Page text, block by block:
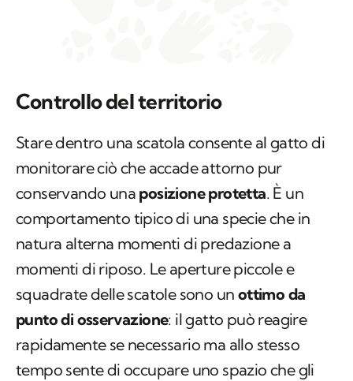
Controllo del territorio
Stare dentro una scatola consente al gatto di
monitorare ciò che accade attorno pur
conservando una posizione protetta. È un
comportamento tipico di una specie che in
natura alterna momenti di predazione a
momenti di riposo. Le aperture piccole e
squadrate delle scatole sono un ottimo da
punto di osservazione: il gatto può reagire
rapidamente se necessario ma allo stesso
tempo sente di occupare uno spazio che gli